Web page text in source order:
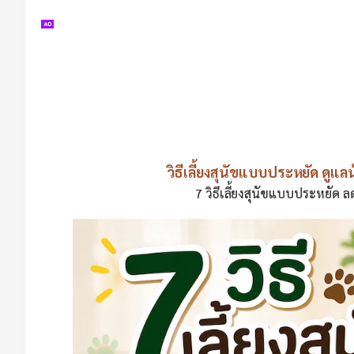
วิธีเลี้ยงสุนัขแบบประหยัด ดูแล
7 วิธีเลี้ยงสุนัขแบบประหยัด